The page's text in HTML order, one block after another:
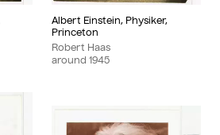
Albert Einstein, Physiker,
Princeton
Robert Haas
around 1945